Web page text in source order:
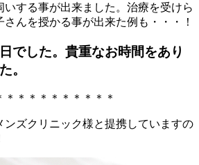
いする事が出来ました。治療を受けら
んを授かる事が出来た例も・・・！
でした。貴重なお時間をあり
。
＊＊＊＊＊＊＊＊＊＊
ンズクリニック様と提携していますの